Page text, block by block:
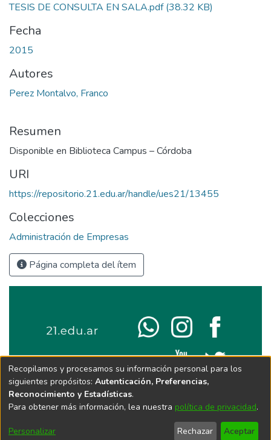
TESIS DE CONSULTA EN SALA.pdf(38.32 KB)
Fecha
2015
Autores
Perez Montalvo, Franco
Resumen
Disponible en Biblioteca Campus – Córdoba
URI
https://repositorio.21.edu.ar/handle/ues21/13455
Colecciones
Administración de Empresas
Página completa del ítem
Recopilamos y procesamos su información personal para los
siguientes propósitos: Autenticación, Preferencias,
Reconocimiento y Estadísticas.
Para obtener más información, lea nuestra política de privacidad.
Personalizar Rechazar Aceptar